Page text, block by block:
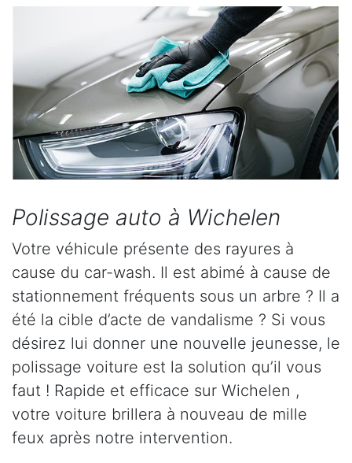
Polissage auto à Wichelen
Votre véhicule présente des rayures à
cause du car-wash. Il est abimé à cause de
stationnement fréquents sous un arbre ? Il a
été la cible d’acte de vandalisme ? Si vous
désirez lui donner une nouvelle jeunesse, le
polissage voiture est la solution qu’il vous
faut ! Rapide et efficace sur Wichelen ,
votre voiture brillera à nouveau de mille
feux après notre intervention.